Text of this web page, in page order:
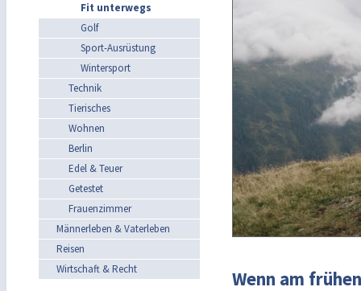
Fit unterwegs
Golf
Sport-Ausrüstung
Wintersport
Technik
Tierisches
Wohnen
Berlin
Edel & Teuer
Getestet
Frauenzimmer
Männerleben & Vaterleben
Reisen
Wirtschaft & Recht
Wenn am